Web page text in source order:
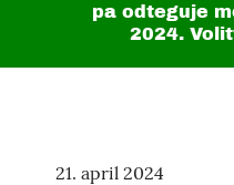
pa odteguje
2024.
21. april 2024